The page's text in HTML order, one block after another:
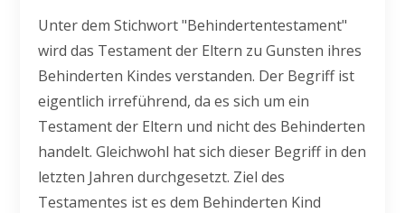
Unter dem Stichwort "Behindertentestament"
wird das Testament der Eltern zu Gunsten ihres
Behinderten Kindes verstanden. Der Begriff ist
eigentlich irreführend, da es sich um ein
Testament der Eltern und nicht des Behinderten
handelt. Gleichwohl hat sich dieser Begriff in den
letzten Jahren durchgesetzt. Ziel des
Testamentes ist es dem Behinderten Kind